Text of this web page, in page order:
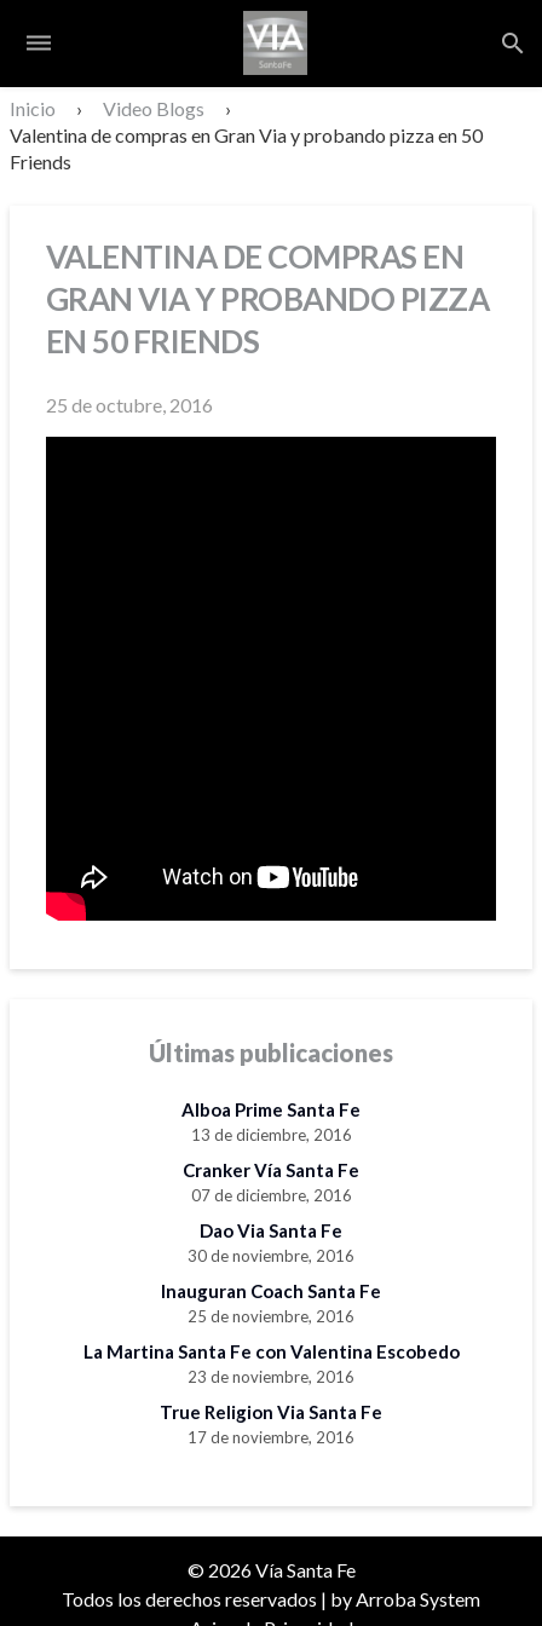
dehaze search
Inicio
› Video Blogs
›
Valentina de compras en Gran Via y probando pizza en 50
Friends
VALENTINA DE COMPRAS EN
GRAN VIA Y PROBANDO PIZZA
EN 50 FRIENDS
25 de octubre, 2016
Últimas publicaciones
Alboa Prime Santa Fe
13 de diciembre, 2016
Cranker Vía Santa Fe
07 de diciembre, 2016
Dao Via Santa Fe
30 de noviembre, 2016
Inauguran Coach Santa Fe
25 de noviembre, 2016
La Martina Santa Fe con Valentina Escobedo
23 de noviembre, 2016
True Religion Via Santa Fe
17 de noviembre, 2016
© 2026 Vía Santa Fe
Todos los derechos reservados | byArroba System